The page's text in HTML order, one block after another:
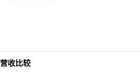
营收比较